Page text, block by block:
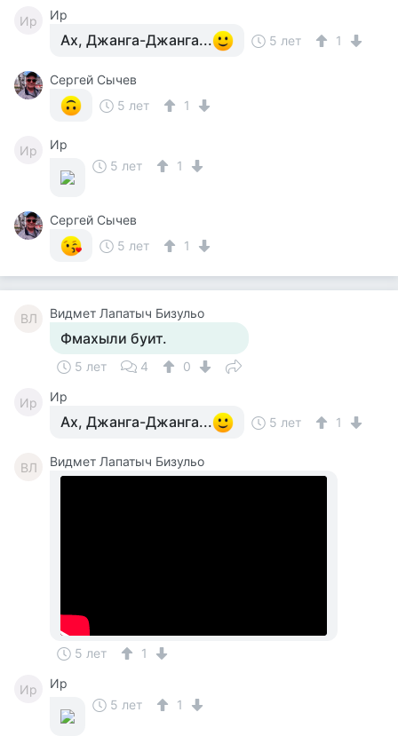
Ир Ир
Ах, Джанга-Джанга... 5 лет 1
Сергей Сычев
5 лет
1
Ир
Ир
5 лет
1
Сергей Сычев
5 лет
1
ВЛ Видмет Лапатыч Бизульо
Фмахыли буит.
5 лет 4 0
Ир Ир
Ах, Джанга-Джанга... 5 лет 1
ВЛ Видмет Лапатыч Бизульо
5 лет 1
Ир
Ир
5 лет
1